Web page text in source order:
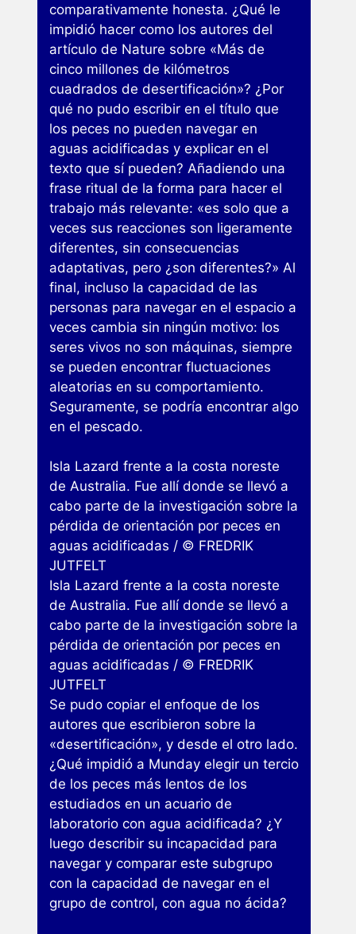
comparativamente honesta. ¿Qué le
impidió hacer como los autores del
artículo de Nature sobre «Más de
cinco millones de kilómetros
cuadrados de desertificación»? ¿Por
qué no pudo escribir en el título que
los peces no pueden navegar en
aguas acidificadas y explicar en el
texto que sí pueden? Añadiendo una
frase ritual de la forma para hacer el
trabajo más relevante: «es solo que a
veces sus reacciones son ligeramente
diferentes, sin consecuencias
adaptativas, pero ¿son diferentes?» Al
final, incluso la capacidad de las
personas para navegar en el espacio a
veces cambia sin ningún motivo: los
seres vivos no son máquinas, siempre
se pueden encontrar fluctuaciones
aleatorias en su comportamiento.
Seguramente, se podría encontrar algo
en el pescado.
Isla Lazard frente a la costa noreste
de Australia. Fue allí donde se llevó a
cabo parte de la investigación sobre la
pérdida de orientación por peces en
aguas acidificadas / © FREDRIK
JUTFELT
Isla Lazard frente a la costa noreste
de Australia. Fue allí donde se llevó a
cabo parte de la investigación sobre la
pérdida de orientación por peces en
aguas acidificadas / © FREDRIK
JUTFELT
Se pudo copiar el enfoque de los
autores que escribieron sobre la
«desertificación», y desde el otro lado.
¿Qué impidió a Munday elegir un tercio
de los peces más lentos de los
estudiados en un acuario de
laboratorio con agua acidificada? ¿Y
luego describir su incapacidad para
navegar y comparar este subgrupo
con la capacidad de navegar en el
grupo de control, con agua no ácida?